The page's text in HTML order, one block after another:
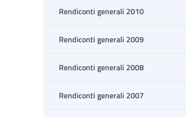
Rendiconti generali 2010
Rendiconti generali 2009
Rendiconti generali 2008
Rendiconti generali 2007